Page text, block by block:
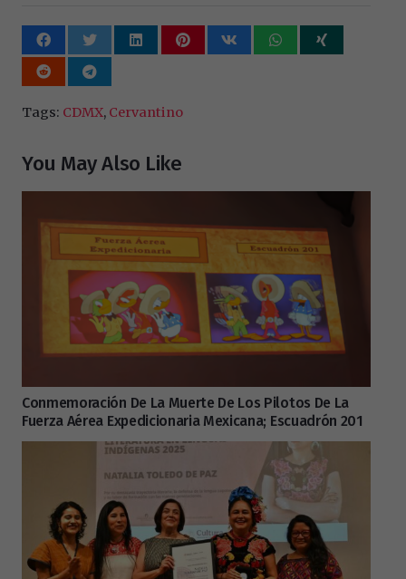
Tags: CDMX, Cervantino
You May Also Like
Conmemoración De La Muerte De Los Pilotos De La
Fuerza Aérea Expedicionaria Mexicana; Escuadrón 201